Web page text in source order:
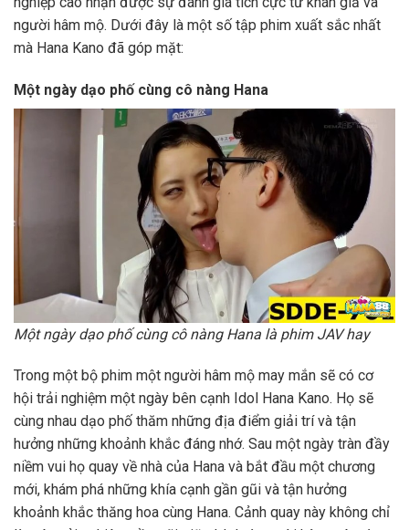
người hâm mộ. Dưới đây là một số tập phim xuất sắc nhất
mà Hana Kano đã góp mặt:
Một ngày dạo phố cùng cô nàng Hana
Một ngày dạo phố cùng cô nàng Hana là phim JAV hay
Trong một bộ phim một người hâm mộ may mắn sẽ có cơ
hội trải nghiệm một ngày bên cạnh Idol Hana Kano. Họ sẽ
cùng nhau dạo phố thăm những địa điểm giải trí và tận
hưởng những khoảnh khắc đáng nhớ. Sau một ngày tràn đầy
niềm vui họ quay về nhà của Hana và bắt đầu một chương
mới, khám phá những khía cạnh gần gũi và tận hưởng
khoảnh khắc thăng hoa cùng Hana. Cảnh quay này không chỉ